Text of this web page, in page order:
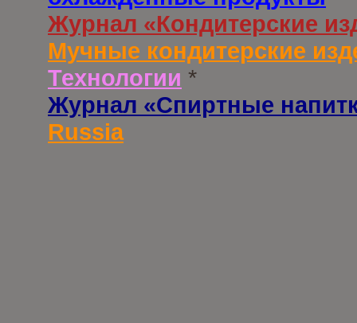
Журнал «Кондитерские
Мучные кондитерские
Технологии *
Журнал «Спиртные
Russia